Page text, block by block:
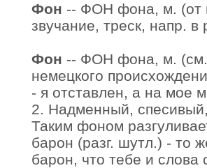
Фон -- ФОН фона, м. (от
звучание, треск, напр.
Фон -- ФОН фона, м. (см.
немецкого
- я отставлен, а на мое
2. Надменный,
Таким фоном
барон (разг. шутл.) - то
барон, что тебе и слова